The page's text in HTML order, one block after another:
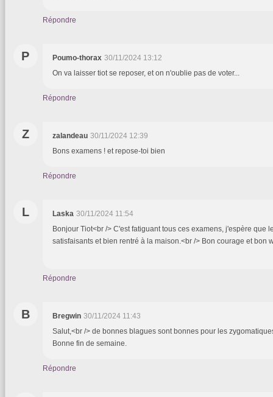
Répondre
P Poumo-thorax 30/11/2024 13:12
On va laisser tiot se reposer, et on n'oublie pas de voter...
Répondre
Z zalandeau 30/11/2024 12:39
Bons examens ! et repose-toi bien
Répondre
L Laska 30/11/2024 11:54
Bonjour Tiot<br /> C'est fatiguant tous ces examens, j'espère que
satisfaisants et bien rentré à la maison.<br /> Bon courage
Répondre
B Bregwin 30/11/2024 11:43
Salut,<br /> de bonnes blagues sont bonnes pour les
Bonne fin de semaine.
Répondre